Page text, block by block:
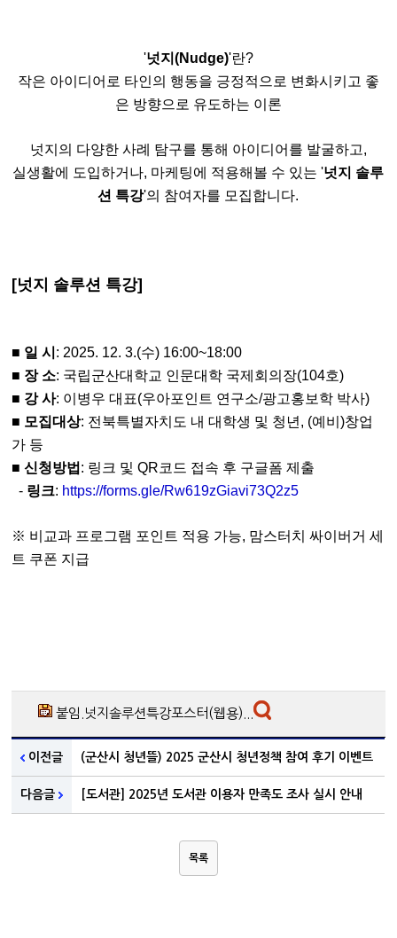
'넛지(Nudge)'란?
작은 아이디어로 타인의 행동을 긍정적으로 변화시키고 좋
은 방향으로 유도하는 이론
넛지의 다양한 사례 탐구를 통해 아이디어를 발굴하고,
실생활에 도입하거나, 마케팅에 적용해볼 수 있는 '넛지 솔루
션 특강'의 참여자를 모집합니다.
[넛지 솔루션 특강]
■ 일 시 : 2025. 12. 3.(수) 16:00~18:00
■ 장 소: 국립군산대학교 인문대학 국제회의장(104호)
■ 강 사: 이병우 대표(우아포인트 연구소/광고홍보학 박사)
■ 모집대상: 전북특별자치도 내 대학생 및 청년, (예비)창업
가 등
■신청방법 : 링크 및 QR코드 접속 후 구글폼 제출
- 링크: https://forms.gle/Rw619zGiavi73Q2z5
※ 비교과 프로그램 포인트 적용 가능, 맘스터치 싸이버거 세
트 쿠폰 지급
붙임.넛지솔루션특강포스터(웹용)...
이전글 (군산시 청년뜰) 2025 군산시 청년정책 참여 후기 이벤트
다음글 [도서관] 2025년 도서관 이용자 만족도 조사 실시 안내
목록